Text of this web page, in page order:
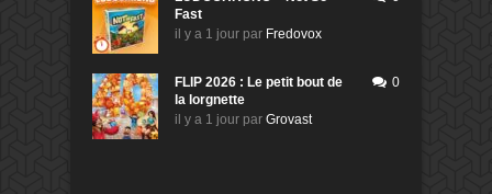
Fast
il y a 1 jour par Fredovox
FLIP 2026 : Le petit bout de
la lorgnette
il y a 1 jour par Grovast
0